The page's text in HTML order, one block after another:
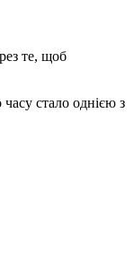
те, щоб
часу стало однією з